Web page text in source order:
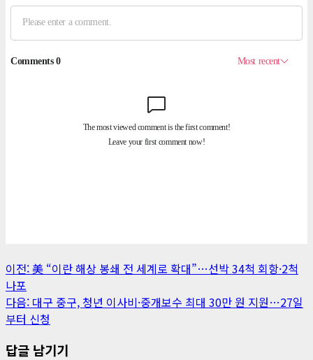
게
시
물
내
이전:美 “이란 해상 봉쇄 전 세계로 확대”…선박 34척 회항·2척
나포
다음: 대구 중구, 청년 이사비·중개보수 최대 30만 원 지원…27일
부터 신청
답글 남기기